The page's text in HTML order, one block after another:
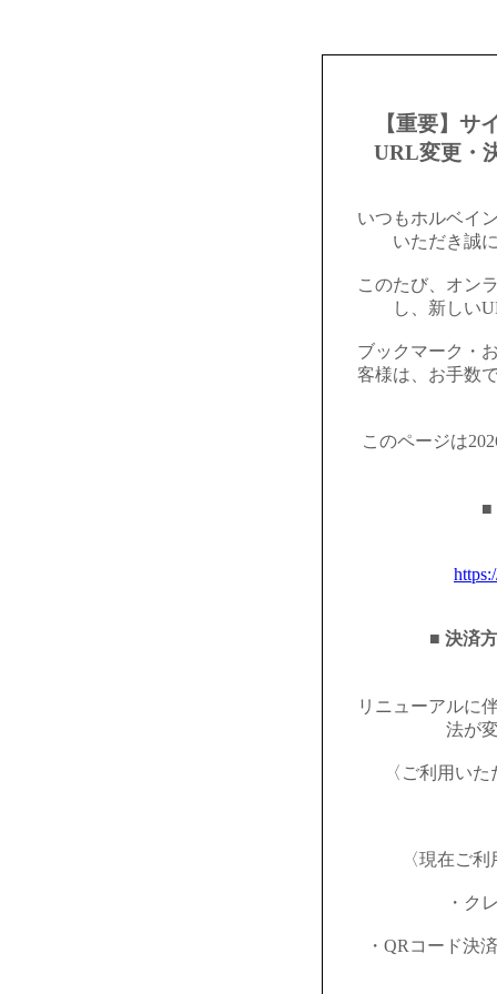
【重要】サ
URL変更・
いつもホルベイ
いただき誠
このたび、オン
し、新しい
ブックマーク・
客様は、お手数
このページは
■
■ 決済
リニューアルに
法が
〈ご利用い
〈現在ご
・ク
・QRコード決